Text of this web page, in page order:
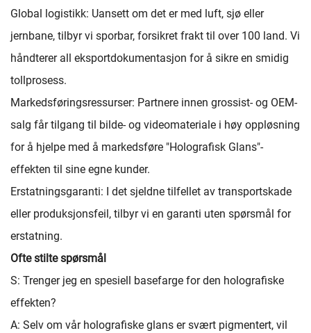
Global logistikk: Uansett om det er med luft, sjø eller
jernbane, tilbyr vi sporbar, forsikret frakt til over 100 land. Vi
håndterer all eksportdokumentasjon for å sikre en smidig
tollprosess.
Markedsføringsressurser: Partnere innen grossist- og OEM-
salg får tilgang til bilde- og videomateriale i høy oppløsning
for å hjelpe med å markedsføre "Holografisk Glans"-
effekten til sine egne kunder.
Erstatningsgaranti: I det sjeldne tilfellet av transportskade
eller produksjonsfeil, tilbyr vi en garanti uten spørsmål for
erstatning.
Ofte stilte spørsmål
S: Trenger jeg en spesiell basefarge for den holografiske
effekten?
A: Selv om vår holografiske glans er svært pigmentert, vil